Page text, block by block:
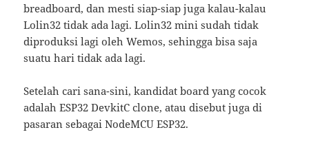
breadboard, dan mesti siap-siap juga kalau-kalau
Lolin32 tidak ada lagi. Lolin32 mini sudah tidak
diproduksi lagi oleh Wemos, sehingga bisa saja
suatu hari tidak ada lagi.
Setelah cari sana-sini, kandidat board yang cocok
adalah ESP32 DevkitC clone, atau disebut juga di
pasaran sebagai NodeMCU ESP32.